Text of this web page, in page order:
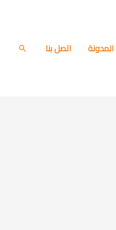
المدونة اتصل بنا البحث